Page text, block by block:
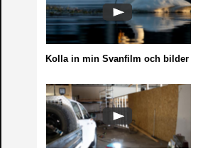
Kolla in min Svanfilm och bilder